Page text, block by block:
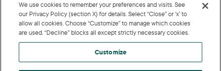
We use cookies to remember your preferences and visits. See
our Privacy Policy (section X) for details. Select “Close” or ‘x’ to
allow all cookies. Choose “Customize” to manage which cookies
are used. “Decline” blocks all except strictly necessary cookies.
Customize